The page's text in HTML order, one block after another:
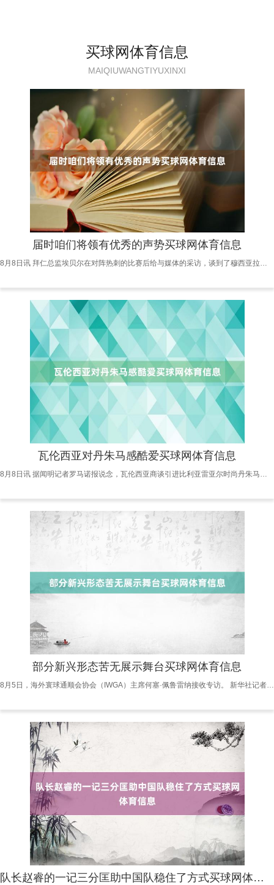
买球网体育信息
MAIQIUWANGTIYUXINXI
届时咱们将领有优秀的声势买球网体育信息
8月8日讯 拜仁总监埃贝尔在对阵热刺的比赛后给与媒体的采访，谈到了穆西亚拉、戴维斯、伊藤洋辉三名伤员的情况。 埃贝尔说说念：“10月或11月，这三名球员齐将复出。届时咱们将领有优秀的声势买球网体育信息，在此之前，咱们需要坚握往时，但咱们不会因此签下新援。”
瓦伦西亚对丹朱马感酷爱买球网体育信息
8月8日讯 据闻明记者罗马诺报说念，瓦伦西亚商谈引进比利亚雷亚尔时尚丹朱马。 罗马诺袒露，瓦伦西亚对丹朱马感酷爱，照旧开启有关探求，球员但愿加盟瓦伦西亚，个东说念主要求不会成为问题，往返正在进行之中。 丹朱马现年28岁买球网体育信息，条约2026年到期，上赛季被外租至赫罗纳，为赫罗纳出战34场比赛3球2助。
部分新兴形态苦无展示舞台买球网体育信息
8月5日，海外寰球通顺会协会（IWGA）主席何塞·佩鲁雷纳接收专访。 新华社记者 李博 摄 新华社成齐8月5日电 题：成齐将举办“咱们一世中最棒的世运会”——专访海外寰球通顺会协会“掌门东谈主” 新华社记者姬烨、董意行 史上初度火把传递、非奥形态最高水准、多个奥运新增形态最初亮相……固然成齐寰球通顺会两天后才开幕，但已惹人注目。动作这一概括性通顺会的海外组织负责东谈主，海外寰球通顺会协会（IWGA）主席何塞·佩鲁雷纳和首席试验官阿希姆·高索纷纷点颂扬齐，觉得成齐将为寰球呈现“最棒的世运会”。
队长赵睿的一记三分匡助中国队稳住了方式买球网体育信息